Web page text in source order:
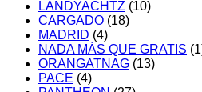
LANDYACHTZ (10)
CARGADO (18)
MADRID (4)
NADA MÁS QUE GRATIS
ORANGATNAG (13)
PACE (4)